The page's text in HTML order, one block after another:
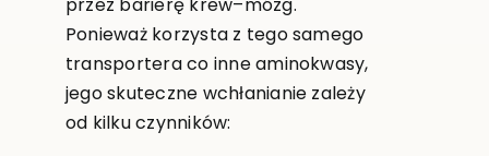
Ponieważ korzysta z tego samego
transportera co inne aminokwasy,
jego skuteczne wchłanianie zależy
od kilku czynników: